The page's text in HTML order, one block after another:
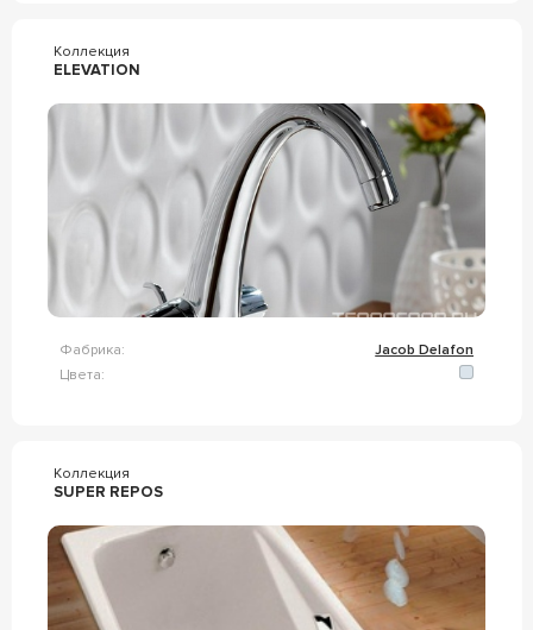
Коллекция
ELEVATION
Фабрика:
Jacob Delafon
Цвета:
Коллекция
SUPER REPOS